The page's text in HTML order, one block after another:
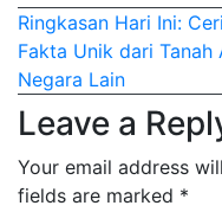
Post
navigation
Ringkasan Hari Ini:
Fakta Unik dari Tanah
Negara Lain
Leave a
Your email address
fields are marked *